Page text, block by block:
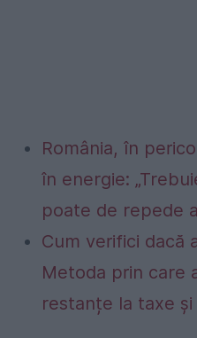
România, în
în energie:
poate de repede
Cum verifici dacă
Metoda prin care
restanțe la taxe